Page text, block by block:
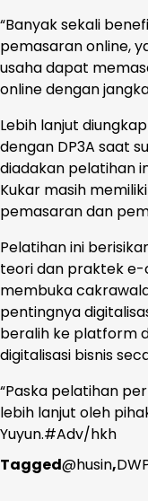
“Banyak sekali
pemasaran online,
usaha dapat
online dengan
Lebih lanjut
dengan DP3A saat
diadakan pelatihan
Kukar masih
pemasaran dan
Pelatihan ini
teori dan praktek
membuka
pentingnya
beralih ke platform
digitalisasi bisnis
“Paska pelatihan
lebih lanjut oleh
Yuyun.#Adv/hkh
Tagged@husin,